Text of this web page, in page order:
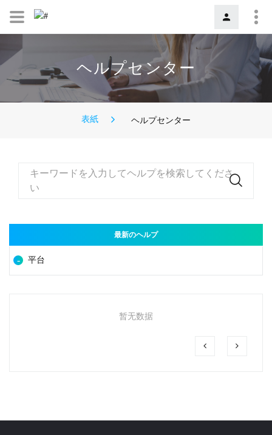
ヘルプセンター
表紙 ヘルプセンター
キーワードを入力してヘルプを検索してくださ
い
最新のヘルプ
平台
暂无数据